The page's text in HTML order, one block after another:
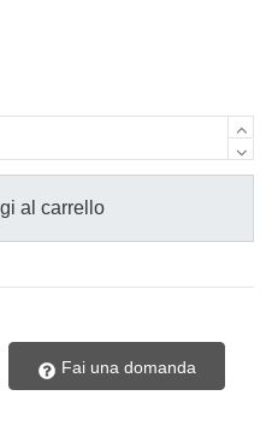
al carrello
Fai una domanda